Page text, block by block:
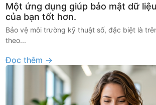
Một ứng dụng giúp bảo mật dữ
của bạn tốt hơn.
Bảo vệ môi trường kỹ thuật số, đặc biệt là
theo...
Đọc thêm →